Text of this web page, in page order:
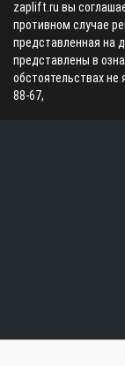
zaplift.ru вы
противном случае
представленная на
представлены в
обстоятельствах не
88-67,